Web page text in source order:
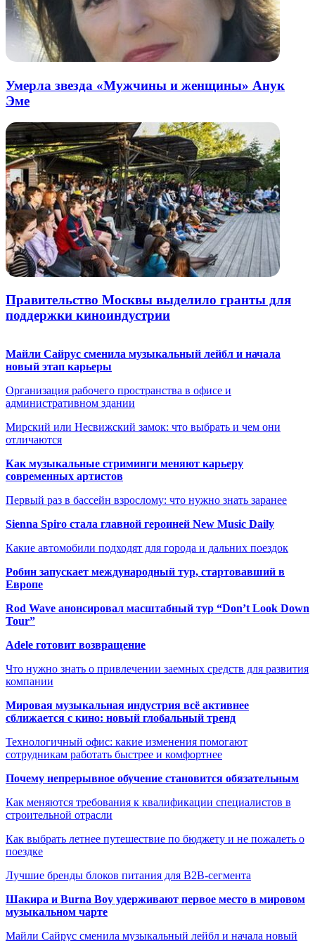
Умерла звезда «Мужчины и женщины» Анук
Эме
Правительство Москвы выделило гранты для
поддержки киноиндустрии
Майли Сайрус сменила музыкальный лейбл и начала
новый этап карьеры
Организация рабочего пространства в офисе и
административном здании
Мирский или Несвижский замок: что выбрать и чем они
отличаются
Как музыкальные стриминги меняют карьеру
современных артистов
Первый раз в бассейн взрослому: что нужно знать заранее
Sienna Spiro стала главной героиней New Music Daily
Какие автомобили подходят для города и дальних поездок
Робин запускает международный тур, стартовавший в
Европе
Rod Wave анонсировал масштабный тур “Don’t Look Down
Tour”
Adele готовит возвращение
Что нужно знать о привлечении заемных средств для развития
компании
Мировая музыкальная индустрия всё активнее
сближается с кино: новый глобальный тренд
Технологичный офис: какие изменения помогают
сотрудникам работать быстрее и комфортнее
Почему непрерывное обучение становится обязательным
Как меняются требования к квалификации специалистов в
строительной отрасли
Как выбрать летнее путешествие по бюджету и не пожалеть о
поездке
Лучшие бренды блоков питания для B2B-сегмента
Шакира и Burna Boy удерживают первое место в мировом
музыкальном чарте
Майли Сайрус сменила музыкальный лейбл и начала новый